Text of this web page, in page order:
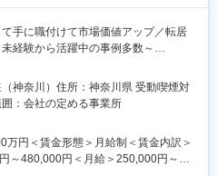
ロジェクト配属
配属
成について：
手に職付けて市場価値アップ／転居
経験から活躍中の事例多数～
ーとして、当社とお取引のある化学
力
神奈川）住所：神奈川県 受動喫煙対
：会社の定める事業所
万円＜賃金形態＞月給制＜賃金内訳＞
～480,000円＜月給＞250,000円～